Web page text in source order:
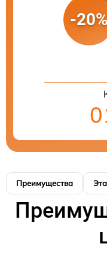
-20%
Преимущества